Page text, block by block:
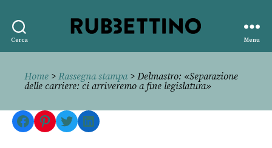
Cerca
editore
Menu
Home > Rassegna stampa> Delmastro: «Separazione
delle carriere: ci arriveremo a fine legislatura»
Facebook
Pinterest
TwitterLinkedIn